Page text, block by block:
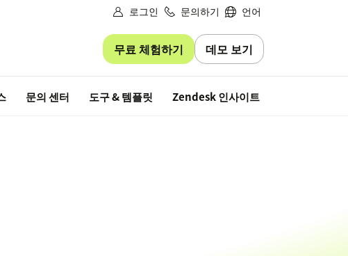
로그인 문의하기 언어
무료 체험하기 데모 보기
문의 센터 도구 & 템플릿 Zendesk 인사이트